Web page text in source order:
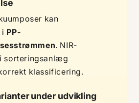
kan
i PP-
. NIR-
sorteringsanlæg
klassificering.
under udvikling